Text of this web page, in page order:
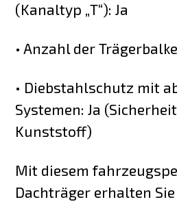
(Kanaltyp „T“): Ja
• Anzahl der
• Diebstahlschutz mit
Systemen: Ja
Kunststoff)
Mit diesem
Dachträger erhalten